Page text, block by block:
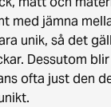
med jämna
unik, så det
Dessutom
ofta just den